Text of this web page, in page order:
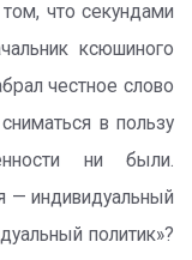
что секундами
ксюшиного
честное слово
в пользу
ни были.
— индивидуальный
политик»?